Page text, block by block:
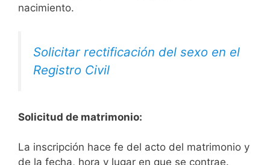
nacimiento.
Solicitar rectificación del sexo en el
Registro Civil
Solicitud de matrimonio:
La inscripción hace fe del acto del matrimonio y
de la fecha, hora y lugar en que se contrae.